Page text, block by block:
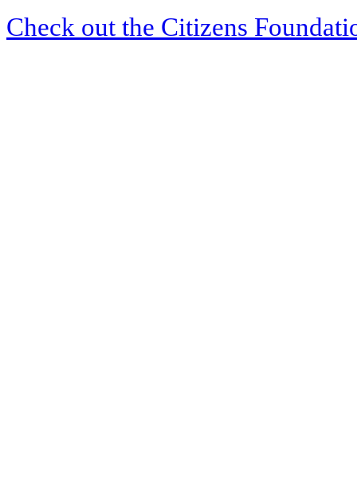
Check out the Citizens